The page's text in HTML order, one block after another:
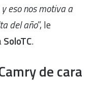
eso nos motiva a
del año”, le
SoloTC.
de cara